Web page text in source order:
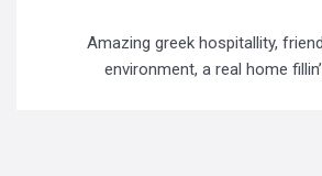
Αmazing greek hospitallity,
environment, a real home